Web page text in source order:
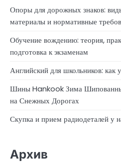
Опоры для дорожных знаков:
материалы и нормативные
Обучение вождению: теория,
подготовка к экзаменам
Английский для школьников: как
Шины Hankook Зима
на Снежных Дорогах
Скупка и прием радиодеталей у
Архив